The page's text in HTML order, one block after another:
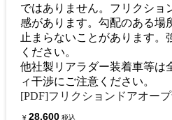
ではありません。フリクショ
感があります。勾配のある場
止まらないことがあります。
ください。
他社製リアラダー装着車等は
ィ干渉にご注意ください。
[PDF]フリクションドアオープ
¥ 28,600 税込